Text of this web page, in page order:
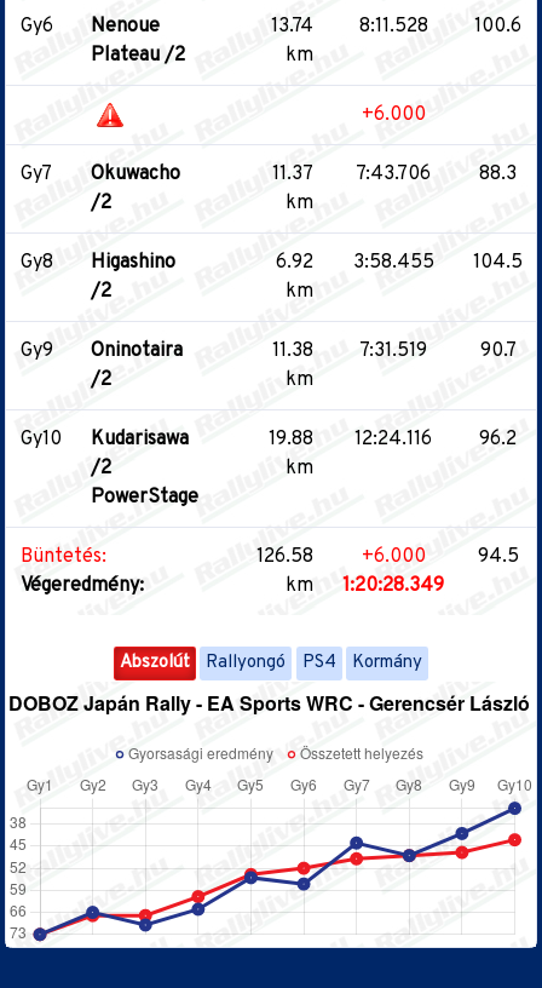
Gy6
Nenoue
Plateau /2
13.74
km
8:11.528 100.6
+6.000
Gy7
Okuwacho
/2
11.37
km
7:43.706 88.3
Gy8
Higashino
/2
6.92
km
3:58.455 104.5
Gy9
Oninotaira
/2
11.38
km
7:31.519 90.7
Gy10
Kudarisawa
/2
PowerStage
19.88
km
12:24.116 96.2
Büntetés:
Végeredmény:
126.58
km
+6.000
1:20:28.349
94.5
Abszolút Rallyongó PS4 Kormány